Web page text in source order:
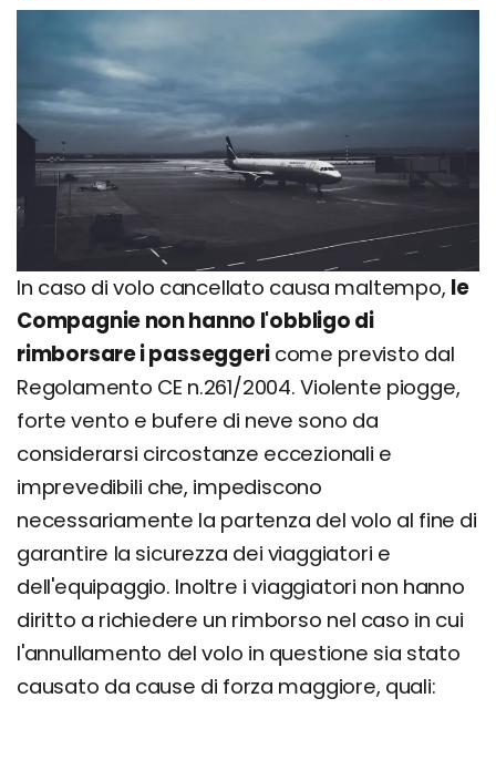
In caso di volo cancellato causa maltempo, le
Compagnie non hanno l'obbligo di
rimborsare i passeggericome previsto dal
Regolamento CE n.261/2004. Violente piogge,
forte vento e bufere di neve sono da
considerarsi circostanze eccezionali e
imprevedibili che, impediscono
necessariamente la partenza del volo al fine di
garantire la sicurezza dei viaggiatori e
dell'equipaggio. Inoltre i viaggiatori non hanno
diritto a richiedere un rimborso nel caso in cui
l'annullamento del volo in questione sia stato
causato da cause di forza maggiore, quali: